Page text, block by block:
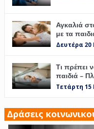
Αγκαλιά
με τα
Δευτέρα 20
Τι πρέπει
παιδιά –
Τετάρτη 15
Δράσεις